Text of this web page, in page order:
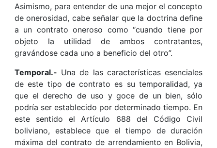
Asimismo, para entender de una mejor el concepto
de onerosidad, cabe señalar que la doctrina define
a un contrato oneroso como “cuando tiene por
objeto la utilidad de ambos contratantes,
gravándose cada uno a beneficio del otro”.
Temporal.- Una de las características esenciales
de este tipo de contrato es su temporalidad, ya
que el derecho de uso y goce de un bien, sólo
podría ser establecido por determinado tiempo. En
este sentido el Artículo 688 del Código Civil
boliviano, establece que el tiempo de duración
máxima del contrato de arrendamiento en Bolivia,